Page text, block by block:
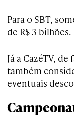
Para o SBT,
de R$ 3 bilhões.
Já a CazéTV,
também
eventuais